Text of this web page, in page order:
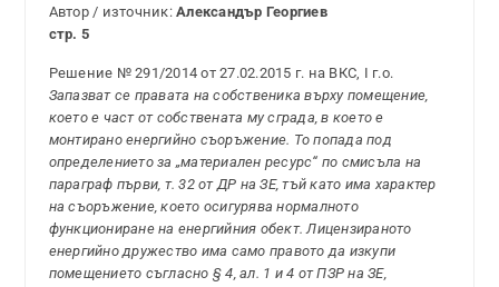
Автор / източник:Александър Георгиев
стр. 5
Решение № 291/2014 от 27.02.2015 г. на ВКС, І г.о.
Запазват се правата на собственика върху помещение,
което е част от собствената му сграда, в което е
монтирано енергийно съоръжение. То попада под
определението за „материален ресурс“ по смисъла на
параграф първи, т. 32 от ДР на ЗЕ, тъй като има характер
на съоръжение, което осигурява нормалното
функциониране на енергийния обект. Лицензираното
енергийно дружество има само правото да изкупи
помещението съгласно § 4, ал. 1 и 4 от ПЗР на ЗЕ,